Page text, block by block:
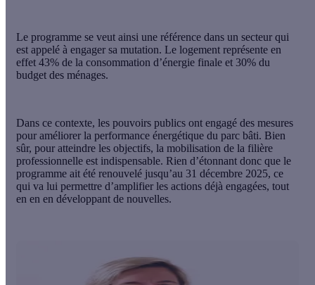
Le programme se veut ainsi une référence dans un secteur qui
est appelé à engager sa mutation. Le logement représente en
effet 43% de la consommation d’énergie finale et 30% du
budget des ménages.
Dans ce contexte, les pouvoirs publics ont engagé des mesures
pour améliorer la performance énergétique du parc bâti. Bien
sûr, pour atteindre les objectifs, la mobilisation de la filière
professionnelle est indispensable. Rien d’étonnant donc que le
programme ait été renouvelé jusqu’au 31 décembre 2025, ce
qui va lui permettre d’amplifier les actions déjà engagées, tout
en en en développant de nouvelles.